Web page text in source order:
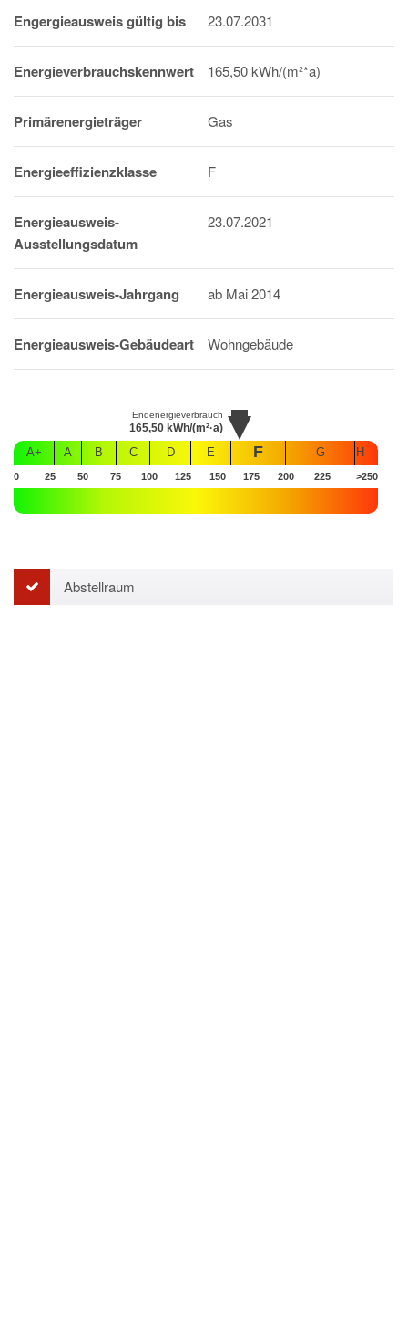
Engergieausweis gültig bis 23.07.2031
Energieverbrauchskennwert 165,50 kWh/(m²*a)
Primärenergieträger Gas
Energieeffizienzklasse F
Energieausweis-
Ausstellungsdatum
23.07.2021
Energieausweis-Jahrgang ab Mai 2014
Energieausweis-Gebäudeart Wohngebäude
Endenergieverbrauch
165,50 kWh/(m²·a)
A+
A B C D E F G H
0 25 50 75 100 125 150 175 200 225 >250
Abstellraum